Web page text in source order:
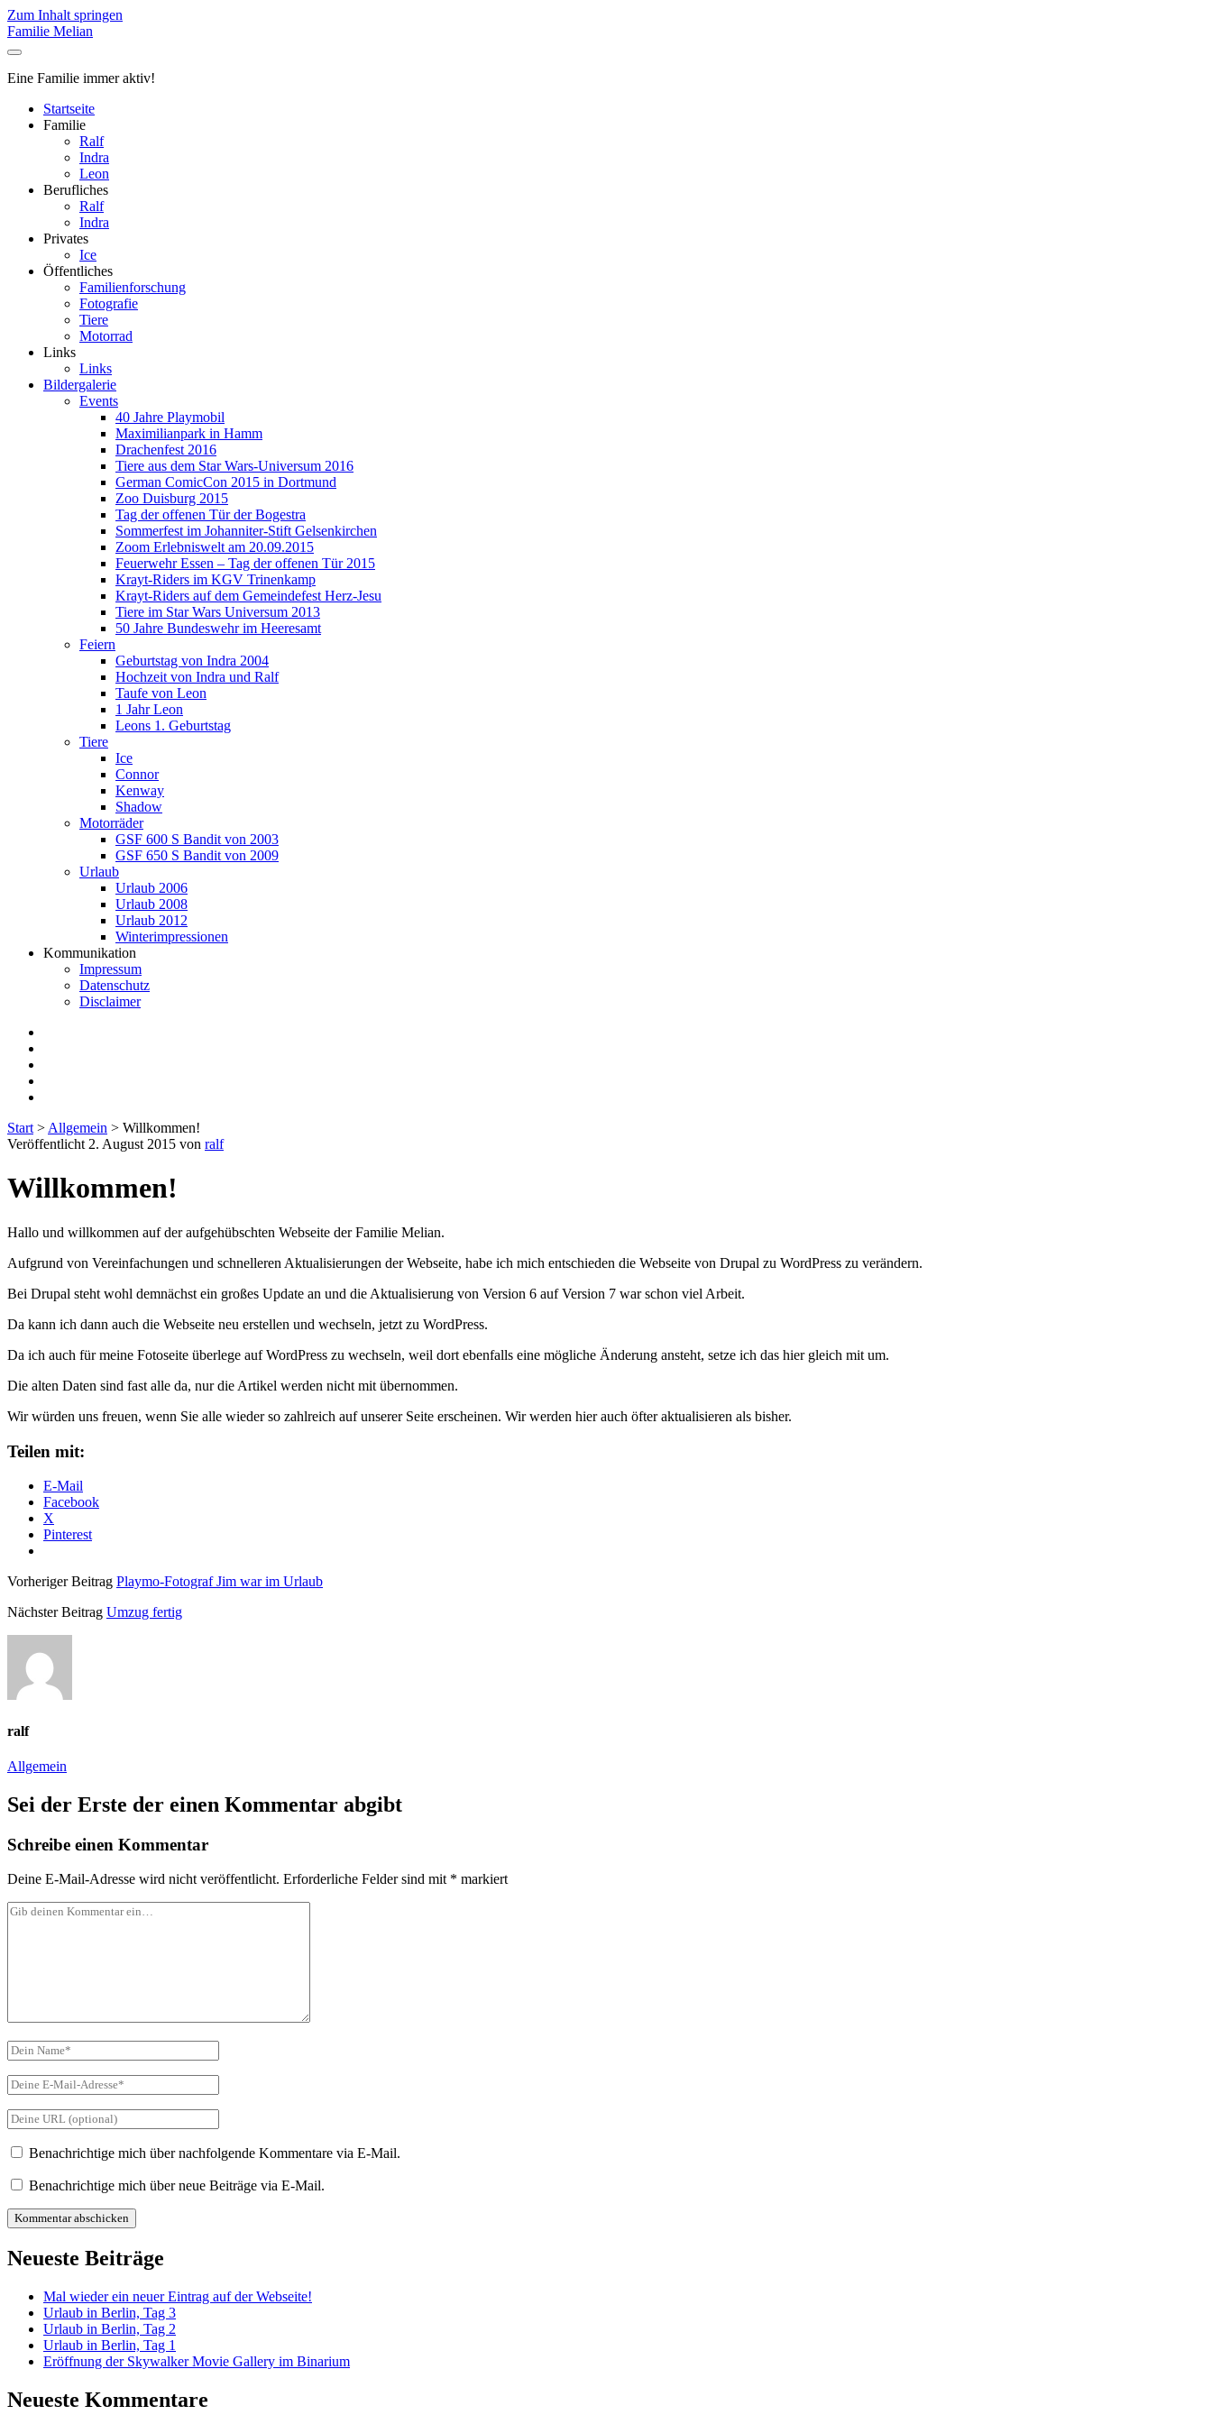
Zum Inhalt springen
Familie Melian
Eine Familie immer aktiv!
Startseite
Familie
Ralf
Indra
Leon
Berufliches
Ralf
Indra
Privates
Ice
Öffentliches
Familienforschung
Fotografie
Tiere
Motorrad
Links
Links
Bildergalerie
Events
40 Jahre Playmobil
Maximilianpark in Hamm
Drachenfest 2016
Tiere aus dem Star Wars-Universum 2016
German ComicCon 2015 in Dortmund
Zoo Duisburg 2015
Tag der offenen Tür der Bogestra
Sommerfest im Johanniter-Stift Gelsenkirchen
Zoom Erlebniswelt am 20.09.2015
Feuerwehr Essen – Tag der offenen Tür 2015
Krayt-Riders im KGV Trinenkamp
Krayt-Riders auf dem Gemeindefest Herz-Jesu
Tiere im Star Wars Universum 2013
50 Jahre Bundeswehr im Heeresamt
Feiern
Geburtstag von Indra 2004
Hochzeit von Indra und Ralf
Taufe von Leon
1 Jahr Leon
Leons 1. Geburtstag
Tiere
Ice
Connor
Kenway
Shadow
Motorräder
GSF 600 S Bandit von 2003
GSF 650 S Bandit von 2009
Urlaub
Urlaub 2006
Urlaub 2008
Urlaub 2012
Winterimpressionen
Kommunikation
Impressum
Datenschutz
Disclaimer
Start > Allgemein > Willkommen!
Veröffentlicht 2. August 2015 von ralf
Willkommen!
Hallo und willkommen auf der aufgehübschten Webseite der Familie Melian.
Aufgrund von Vereinfachungen und schnelleren Aktualisierungen der Webseite, habe ich mich entschieden die Webseite von Drupal zu WordPress zu verändern.
Bei Drupal steht wohl demnächst ein großes Update an und die Aktualisierung von Version 6 auf Version 7 war schon viel Arbeit.
Da kann ich dann auch die Webseite neu erstellen und wechseln, jetzt zu WordPress.
Da ich auch für meine Fotoseite überlege auf WordPress zu wechseln, weil dort ebenfalls eine mögliche Änderung ansteht, setze ich das hier gleich mit um.
Die alten Daten sind fast alle da, nur die Artikel werden nicht mit übernommen.
Wir würden uns freuen, wenn Sie alle wieder so zahlreich auf unserer Seite erscheinen. Wir werden hier auch öfter aktualisieren als bisher.
Teilen mit:
E-Mail
Facebook
X
Pinterest
Vorheriger Beitrag Playmo-Fotograf Jim war im Urlaub
Nächster Beitrag Umzug fertig
ralf
Allgemein
Sei der Erste der einen Kommentar abgibt
Schreibe einen Kommentar
Deine E-Mail-Adresse wird nicht veröffentlicht. Erforderliche Felder sind mit * markiert
Dein
Dein
Name
Deine
E-
Mail-
Adresse
Deine
Website-
URLBenachrichtige mich über nachfolgende Kommentare via E-Mail.
Benachrichtige mich über neue Beiträge via E-Mail.
Primäre
Neueste Beiträge
Mal wieder ein neuer Eintrag auf der Webseite!
Urlaub in Berlin, Tag 3
Urlaub in Berlin, Tag 2
Urlaub in Berlin, Tag 1
Eröffnung der Skywalker Movie Gallery im Binarium
Neueste Kommentare